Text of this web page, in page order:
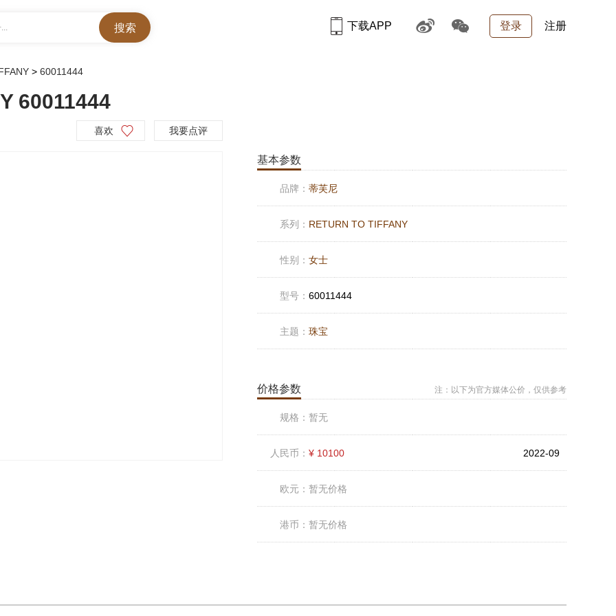
登录 注册
下载APP
> 60011444
60011444
喜欢 我要点评
基本参数
品牌： 蒂芙尼
系列： RETURN TO TIFFANY
性别： 女士
型号： 60011444
主题： 珠宝
价格参数 注：以下为官方媒体公价，仅供参考
规格： 暂无
人民币： ¥ 10100 2022-09
欧元： 暂无价格
港币： 暂无价格